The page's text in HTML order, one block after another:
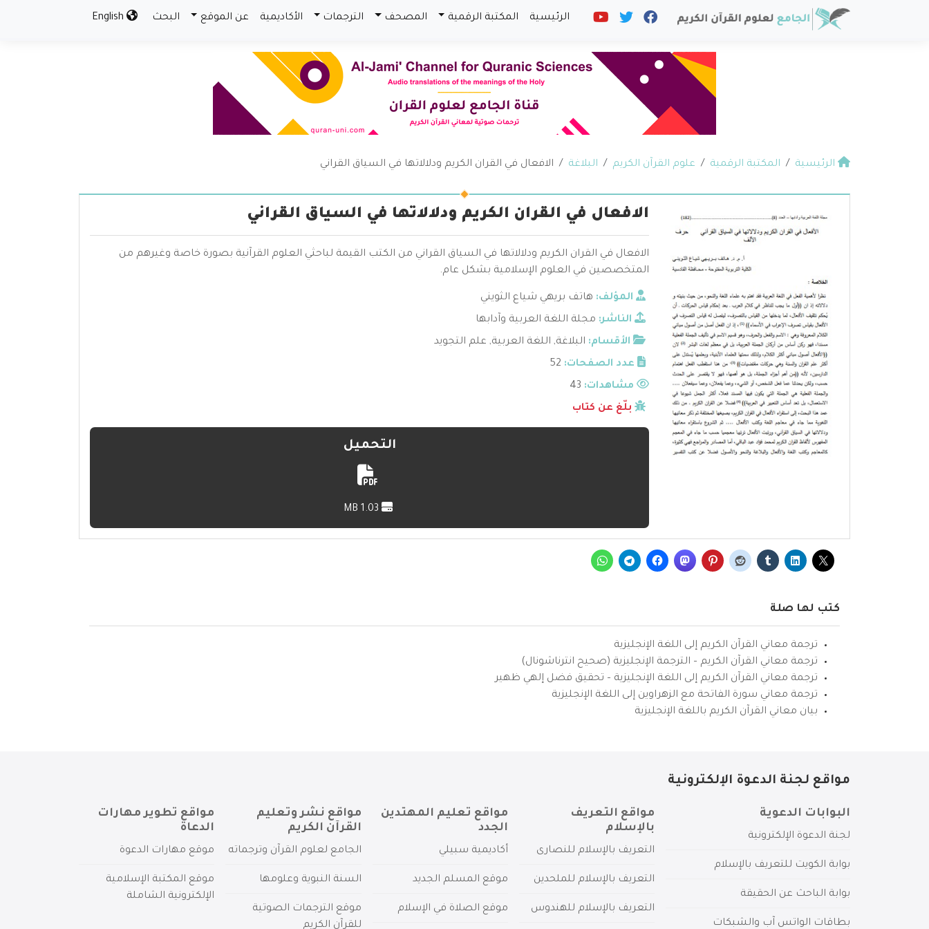
الرئيسية المكتبة الرقمية المصحف الترجمات الأكاديمية عن الموقع البحث
الرئيسية المكتبة الرقمية علوم القرآن الكريم البلاغة الافعال في القران الكريم ودلالاتها في السياق القراني
الافعال في القران الكريم ودلالاتها في السياق القراني
الافعال في القران الكريم ودلالاتها في السياق القراني من الكتب القيمة لباحثي العلوم القرآنية بصورة خاصة وغيرهم من
المتخصصين في العلوم الإسلامية بشكل عام.
المؤلف: هاتف بريهي شياع الثويني
الناشر: مجلة اللغة العربية وآدابها
الأقسام: البلاغة, اللغة العربية, علم التجويد
عدد الصفحات: 52
مشاهدات:
بلّغ عن كتاب
التحميل
كتب لها صلة
ترجمة معاني القرآن الكريم إلى اللغة الإنجليزية
ترجمة معاني القرآن الكريم – الترجمة الإنجليزية (صحيح انترناشونال)
ترجمة معاني القرآن الكريم إلى اللغة الإنجليزية – تحقيق فضل إلهي ظهير
ترجمة معاني سورة الفاتحة مع الزهراوين إلى اللغة الإنجليزية
بيان معاني القرآن الكريم باللغة الإنجليزية
مواقع لجنة الدعوة الإلكترونية
البوابات الدعوية
لجنة الدعوة الإلكترونية
بوابة الكويت للتعريف بالإسلام
بوابة الباحث عن الحقيقة
بطاقات الواتس آب والشبكات
مواقع التعريف
بالإسلام
التعريف بالإسلام للنصارى
التعريف بالإسلام للملحدين
التعريف بالإسلام للهندوس
مواقع تعليم المهتدين
الجدد
أكاديمية سبيلي
موقع المسلم الجديد
موقع الصلاة في الإسلام
مواقع نشر وتعليم
القرآن الكريم
الجامع لعلوم القرآن وترجماته
السنة النبوية وعلومها
موقع الترجمات الصوتية
للقرآن الكريم
مواقع تطوير مهارات
الدعاة
موقع مهارات الدعوة
موقع المكتبة الإسلامية
الإلكترونية الشاملة